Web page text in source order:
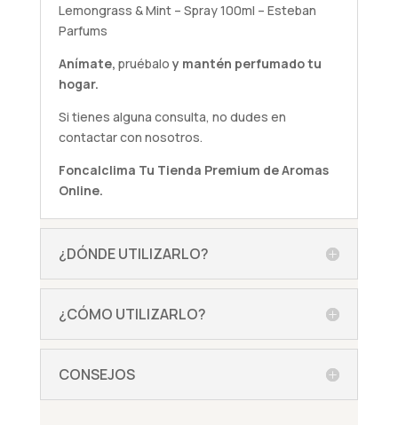
Lemongrass & Mint – Spray 100ml – Esteban
Parfums
Anímate, pruébalo y mantén perfumado tu
hogar.
Si tienes alguna consulta, no dudes en
contactar con nosotros.
Foncalclima Tu Tienda Premium de Aromas
Online.
¿DÓNDE UTILIZARLO?
¿CÓMO UTILIZARLO?
CONSEJOS